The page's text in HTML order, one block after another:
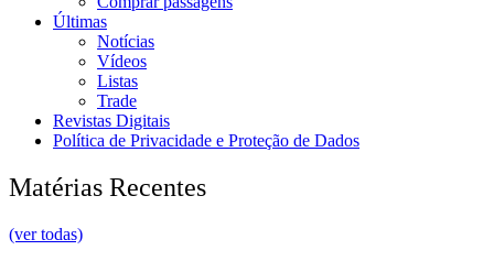
Últimas
Notícias
Vídeos
Listas
Trade
Revistas Digitais
Política de Privacidade e Proteção de Dados
Matérias Recentes
(ver todas)